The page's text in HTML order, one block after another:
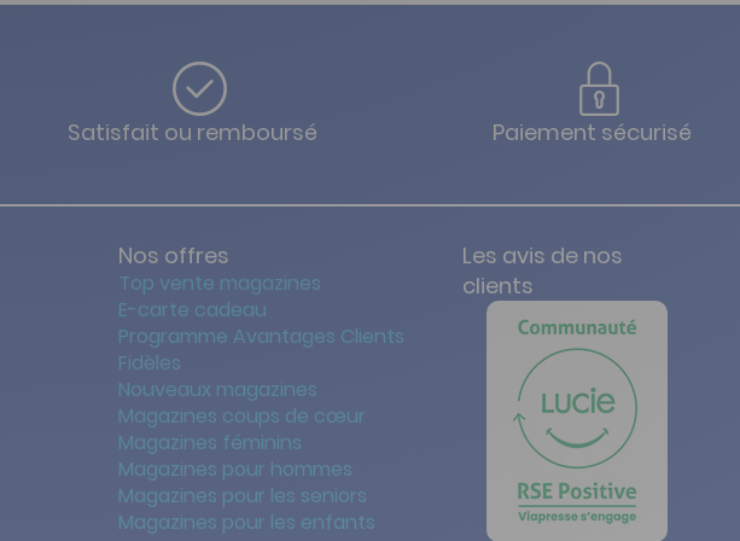
Satisfait ou remboursé Paiement sécurisé
Nos offres
Top vente magazines
E-carte cadeau
Programme Avantages Clients
Fidèles
Nouveaux magazines
Magazines coups de cœur
Magazines féminins
Magazines pour hommes
Magazines pour les seniors
Magazines pour les enfants
Les avis de nos
clients